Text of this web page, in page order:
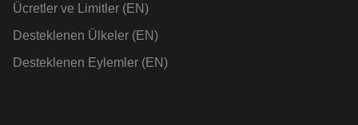
Ücretler ve Limitler (EN)
Desteklenen Ülkeler (EN)
Desteklenen Eylemler (EN)